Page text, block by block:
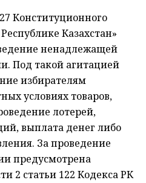
Конституционного
Казахстан»
ненадлежащей
Под такой агитацией
избирателям
условиях товаров,
лотерей,
выплата денег либо
За проведение
предусмотрена
2 статьи 122 Кодекса РК